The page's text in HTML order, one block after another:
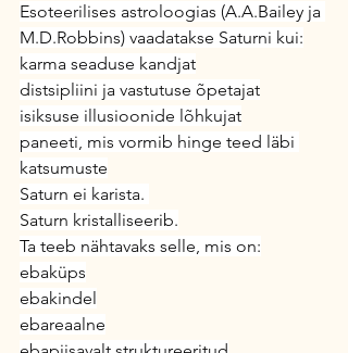
Esoteerilises astroloogias (A.A.Bailey ja
M.D.Robbins) vaadatakse Saturni kui:
karma seaduse kandjat
distsipliini ja vastutuse õpetajat
isiksuse illusioonide lõhkujat
paneeti, mis vormib hinge teed läbi
katsumuste
Saturn ei karista.
Saturn kristalliseerib.
Ta teeb nähtavaks selle, mis on:
ebaküps
ebakindel
ebareaalne